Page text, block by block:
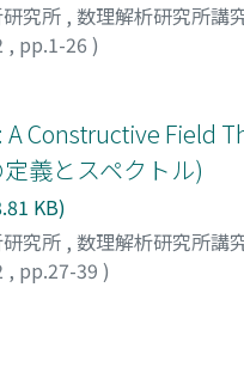
究所 , 数理解析研究所講
, pp.1-26 )
Constructive Field
義とスペクトル)
KB)
究所 , 数理解析研究所講
, pp.27-39 )